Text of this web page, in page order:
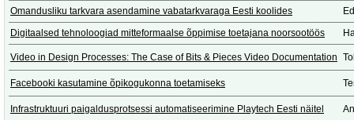
Omandusliku tarkvara asendamine vabatarkvaraga Eesti koolides
Digitaalsed tehnoloogiad mitteformaalse õppimise toetajana noorsootöös
Video in Design Processes: The Case of Bits & Pieces Video Documentation
Facebooki kasutamine õpikogukonna toetamiseks
Infrastruktuuri paigaldusprotsessi automatiseerimine Playtech Eesti näitel